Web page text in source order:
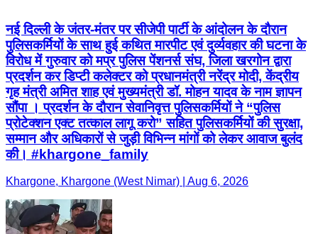
नई दिल्ली के जंतर-मंतर पर सीजेपी पार्टी के आंदोलन के दौरान
पुलिसकर्मियों के साथ हुई कथित मारपीट एवं दुर्व्यवहार की घटना के
विरोध में गुरुवार को मप्र पुलिस पेंशनर्स संघ, जिला खरगोन द्वारा
प्रदर्शन कर डिप्टी कलेक्टर को प्रधानमंत्री नरेंद्र मोदी, केंद्रीय
गृह मंत्री अमित शाह एवं मुख्यमंत्री डॉ. मोहन यादव के नाम ज्ञापन
सौंपा । प्रदर्शन के दौरान सेवानिवृत्त पुलिसकर्मियों ने “पुलिस
प्रोटेक्शन एक्ट तत्काल लागू करो” सहित पुलिसकर्मियों की सुरक्षा,
सम्मान और अधिकारों से जुड़ी विभिन्न मांगों को लेकर आवाज बुलंद
की। #khargone_family
Khargone, Khargone (West Nimar) | Aug 6, 2026